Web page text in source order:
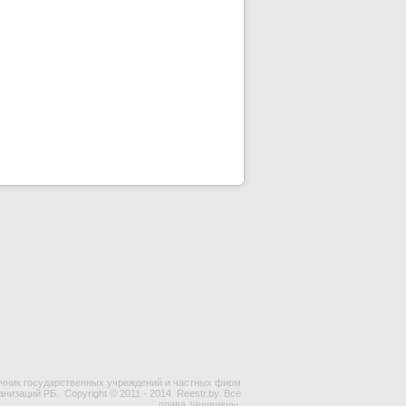
государственных учреждений и частных фирм
РБ.
Copyright © 2011 - 2014. Reestr.by. Все